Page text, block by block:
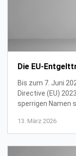
Die EU-
Bis zum 7. Juni
Directive (EU)
sperrigen Namen
möglicherweise...
13. März 2026